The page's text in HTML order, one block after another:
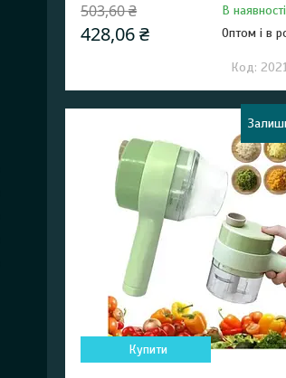
503,60 ₴
428,06 ₴
В наявності
Оптом і в
Купити